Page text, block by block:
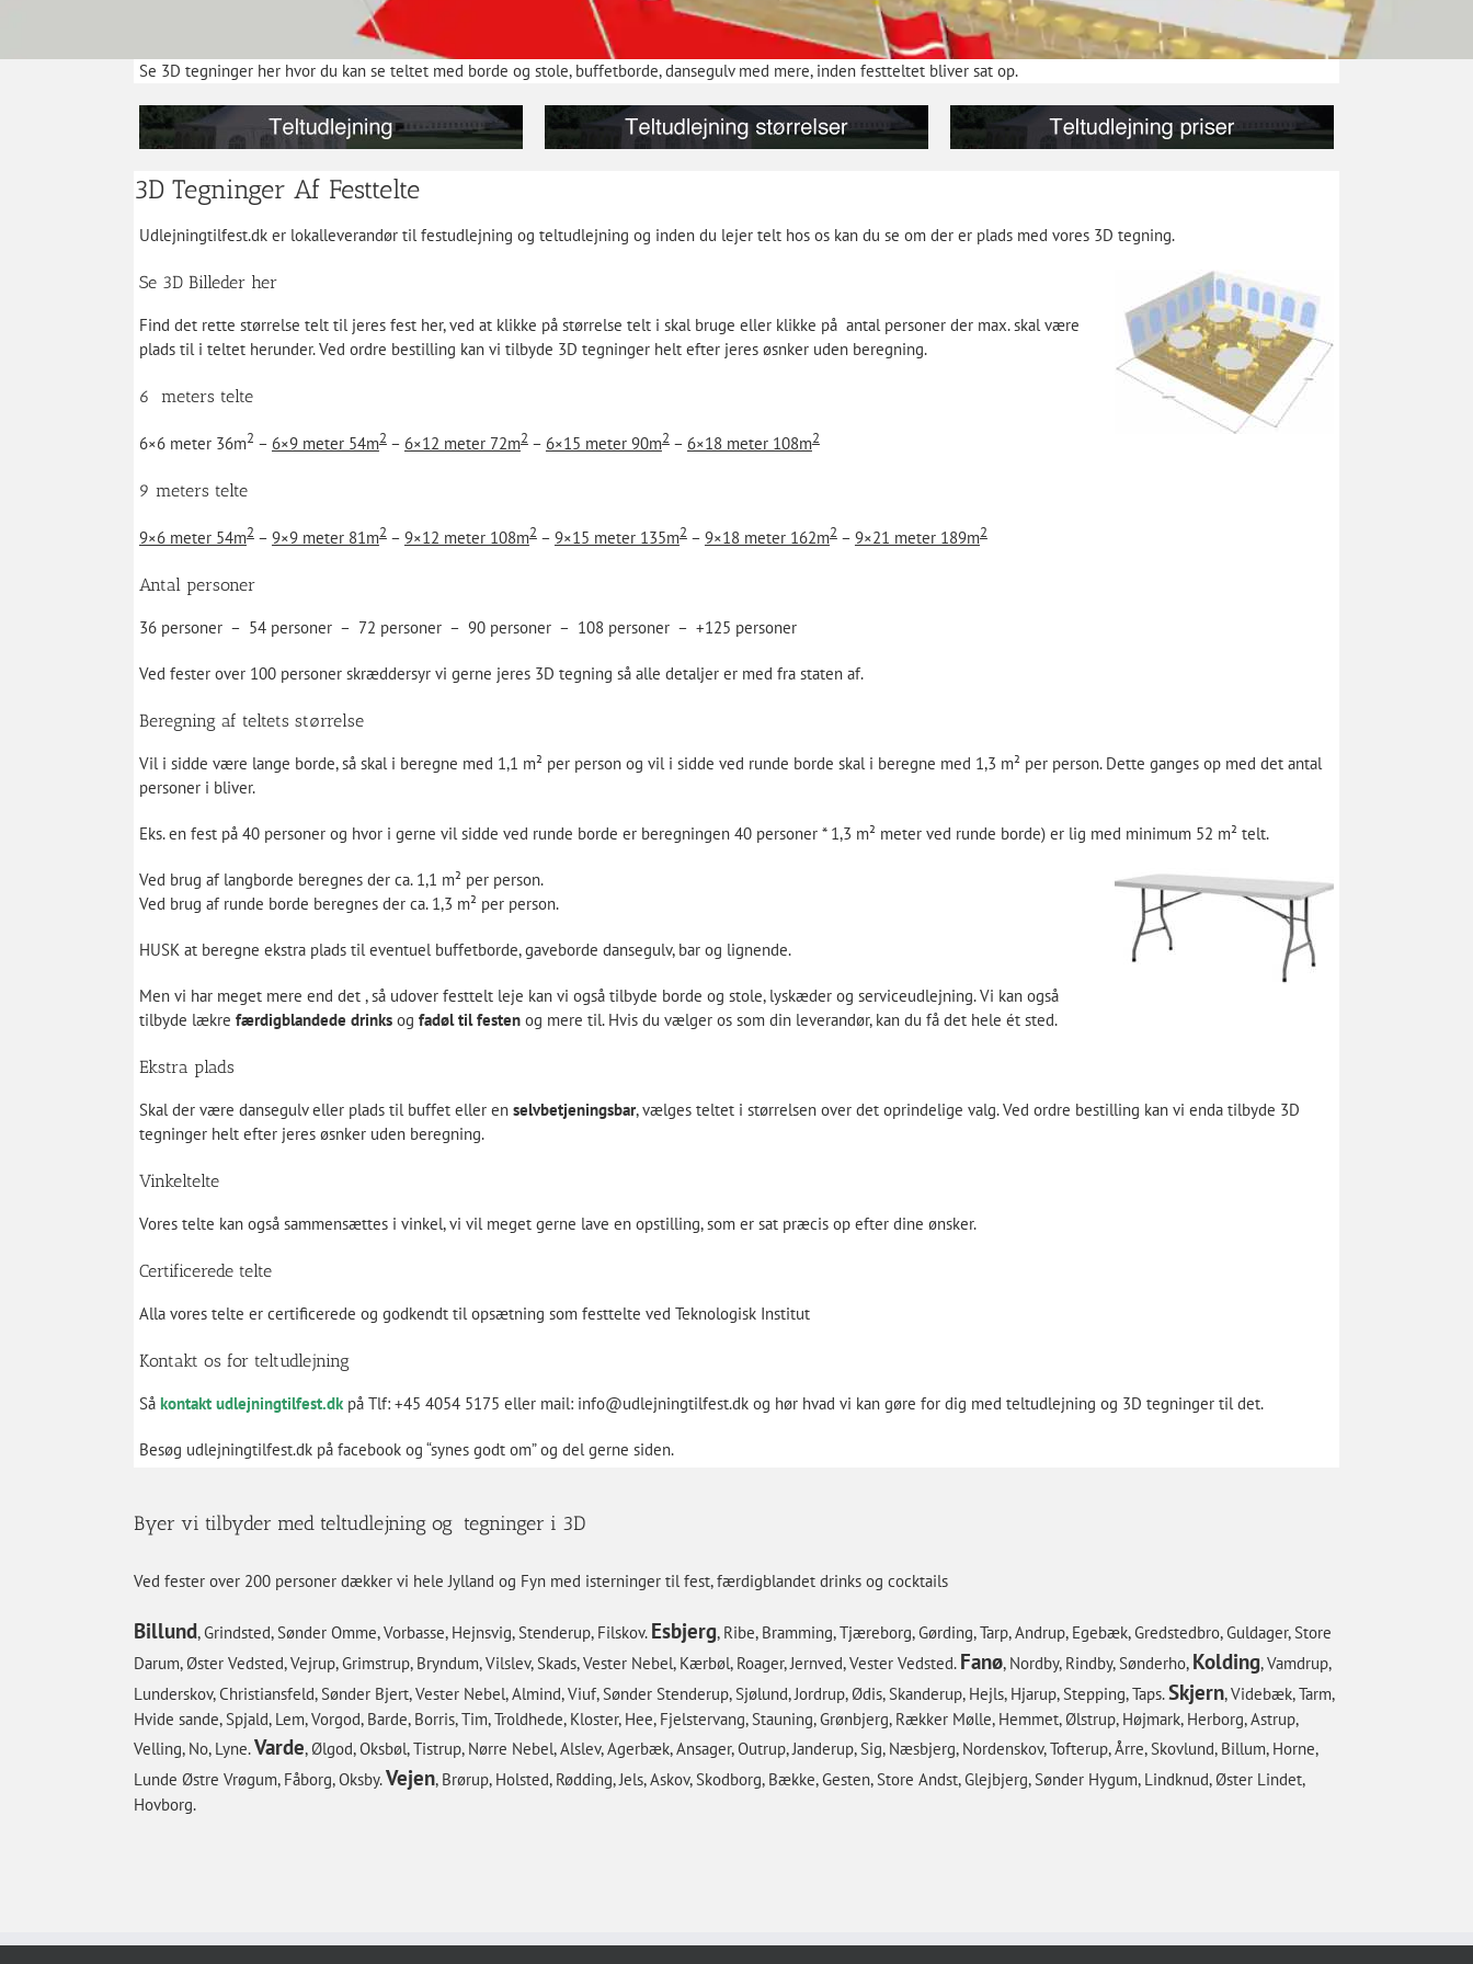
Se 3D tegninger her hvor du kan se teltet med borde og stole, buffetborde, dansegulv med mere, inden festteltet bliver sat op.
3D Tegninger Af Festtelte
Udlejningtilfest.dk er lokalleverandør til festudlejning og teltudlejning og inden du lejer telt hos os kan du se om der er plads med vores 3D tegning.
Se 3D Billeder her
Find det rette størrelse telt til jeres fest her, ved at klikke på størrelse telt i skal bruge eller klikke på antal personer der max. skal være
plads til i teltet herunder. Ved ordre bestilling kan vi tilbyde 3D tegninger helt efter jeres øsnker uden beregning.
6 meters telte
6×6 meter 36m2 – 6×9 meter 54m2– 6×12 meter 72m2– 6×15 meter 90m2– 6×18 meter 108m2
9 meters telte
9×6 meter 54m2– 9×9 meter 81m2– 9×12 meter 108m2– 9×15 meter 135m2– 9×18 meter 162m2– 9×21 meter 189m2
Antal personer
36 personer – 54 personer – 72 personer – 90 personer – 108 personer – +125 personer
Ved fester over 100 personer skræddersyr vi gerne jeres 3D tegning så alle detaljer er med fra staten af.
Beregning af teltets størrelse
Vil i sidde være lange borde, så skal i beregne med 1,1 m² per person og vil i sidde ved runde borde skal i beregne med 1,3 m² per person. Dette ganges op med det antal
personer i bliver.
Eks. en fest på 40 personer og hvor i gerne vil sidde ved runde borde er beregningen 40 personer * 1,3 m² meter ved runde borde) er lig med minimum 52 m² telt.
Ved brug af langborde beregnes der ca. 1,1 m² per person.
Ved brug af runde borde beregnes der ca. 1,3 m² per person.
HUSK at beregne ekstra plads til eventuel buffetborde, gaveborde dansegulv, bar og lignende.
Men vi har meget mere end det , så udover festtelt leje kan vi også tilbyde borde og stole, lyskæder og serviceudlejning. Vi kan også
tilbyde lækre færdigblandede drinksog fadøl til festenog mere til. Hvis du vælger os som din leverandør, kan du få det hele ét sted.
Ekstra plads
Skal der være dansegulv eller plads til buffet eller en selvbetjeningsbar, vælges teltet i størrelsen over det oprindelige valg. Ved ordre bestilling kan vi enda tilbyde 3D
tegninger helt efter jeres øsnker uden beregning.
Vinkeltelte
Vores telte kan også sammensættes i vinkel, vi vil meget gerne lave en opstilling, som er sat præcis op efter dine ønsker.
Certificerede telte
Alla vores telte er certificerede og godkendt til opsætning som festtelte ved Teknologisk Institut
Kontakt os for teltudlejning
Så kontakt udlejningtilfest.dkpå Tlf: +45 4054 5175 eller mail: info@udlejningtilfest.dkog hør hvad vi kan gøre for dig med teltudlejning og 3D tegninger til det.
Besøg udlejningtilfest.dk på facebookog “synes godt om” og del gerne siden.
Byer vi tilbyder med teltudlejning og tegninger i 3D
Ved fester over 200 personer dækker vi hele Jylland og Fyn med isterninger til fest, færdigblandet drinks og cocktails
Billund, Grindsted, Sønder Omme, Vorbasse, Hejnsvig, Stenderup, Filskov. Esbjerg, Ribe, Bramming, Tjæreborg, Gørding, Tarp, Andrup, Egebæk, Gredstedbro, Guldager, Store
Darum, Øster Vedsted, Vejrup, Grimstrup, Bryndum, Vilslev, Skads, Vester Nebel, Kærbøl, Roager, Jernved, Vester Vedsted. Fanø, Nordby, Rindby, Sønderho, Kolding, Vamdrup,
Lunderskov, Christiansfeld, Sønder Bjert, Vester Nebel, Almind, Viuf, Sønder Stenderup, Sjølund, Jordrup, Ødis, Skanderup, Hejls, Hjarup, Stepping, Taps.Skjern, Videbæk, Tarm,
Hvide sande, Spjald, Lem, Vorgod, Barde, Borris, Tim, Troldhede, Kloster, Hee, Fjelstervang, Stauning, Grønbjerg, Rækker Mølle, Hemmet, Ølstrup, Højmark, Herborg, Astrup,
Velling, No, Lyne.Varde, Ølgod, Oksbøl, Tistrup, Nørre Nebel, Alslev, Agerbæk, Ansager, Outrup, Janderup, Sig, Næsbjerg, Nordenskov, Tofterup, Årre, Skovlund, Billum, Horne,
Lunde Østre Vrøgum, Fåborg, Oksby.Vejen, Brørup, Holsted, Rødding, Jels, Askov, Skodborg, Bække, Gesten, Store Andst, Glejbjerg, Sønder Hygum, Lindknud, Øster Lindet,
Hovborg.